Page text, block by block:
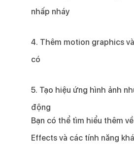
nhấp nháy
4. Thêm motion graphics
có
5. Tạo hiệu ứng hình ảnh
động
Bạn có thể tìm hiểu thêm
Effects và các tính năng